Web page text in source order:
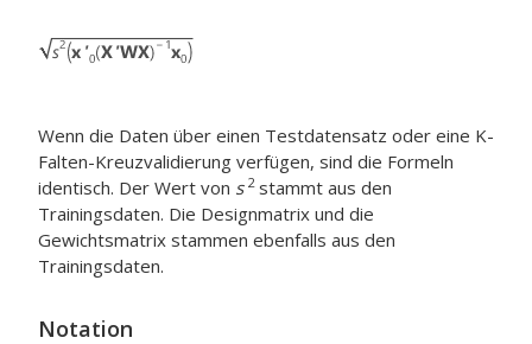
Wenn die Daten über einen Testdatensatz oder eine K-
Falten-Kreuzvalidierung verfügen, sind die Formeln
identisch. Der Wert von s 2stammt aus den
Trainingsdaten. Die Designmatrix und die
Gewichtsmatrix stammen ebenfalls aus den
Trainingsdaten.
Notation